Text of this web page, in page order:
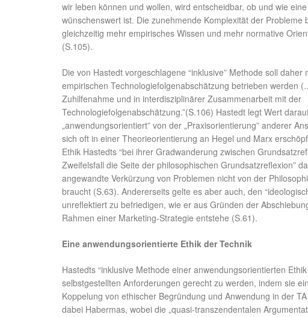
wir leben können und wollen, wird entscheidbar, ob und wie
wünschenswert ist. Die zunehmende Komplexität der Probleme
gleichzeitig mehr empirisches Wissen und mehr normative
(S.105).
Die von Hastedt vorgeschlagene “inklusive” Methode soll
empirischen Technologiefolgenabschätzung betrieben werden
Zuhilfenahme und in interdisziplinärer Zusammenarbeit mit der
Technologiefolgenabschätzung.”(S.106) Hastedt legt Wert
„anwendungsorientiert” von der „Praxisorientierung” anderer
sich oft in einer Theorieorientierung an Hegel und Marx
Ethik Hastedts “bei ihrer Gradwanderung zwischen
Zweifelsfall die Seite der philosophischen Grundsatzreflexion”
angewandte Verkürzung von Problemen nicht von der
braucht (S.63). Andererseits gelte es aber auch, den
unreflektiert zu befriedigen, wie er aus Gründen der
Rahmen einer Marketing-Strategie entstehe (S.61).
Eine anwendungsorientierte Ethik der Technik
Hastedts “inklusive Methode einer anwendungsorientierten
selbstgestellten Anforderungen gerecht zu werden, indem sie
Koppelung von ethischer Begründung und Anwendung in der
dabei Habermas, wobei die „quasi-transzendentalen